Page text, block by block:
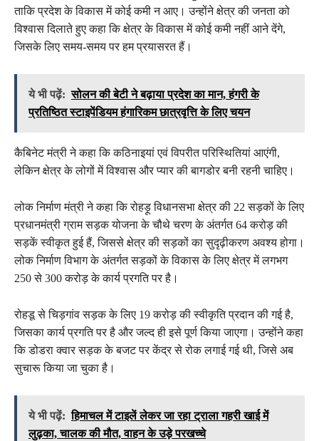
ताकि प्रदेश के विकास में कोई कमी न आए। उन्होंने क्षेत्र की जनता को
विश्वास दिलाते हुए कहा कि क्षेत्र के विकास में कोई कमी नहीं आने देंगे,
जिसके लिए समय-समय पर हम प्रयासरत हैं।
ये भी पढ़ें: सोलन की बेटी ने बढ़ाया प्रदेश का मान, हंगरी के
प्रतिष्ठित स्टाइपेंडियम हंगारिकम छात्रवृत्ति के लिए चयन
कैबिनेट मंत्री ने कहा कि कठिनाइयां एवं विपरीत परिस्थितियां आएंगी,
लेकिन क्षेत्र के लोगों में विश्वास और प्यार की बागडोर बनी रहनी चाहिए।
लोक निर्माण मंत्री ने कहा कि रोहड़ू विधानसभा क्षेत्र की 22 सड़कों के लिए
प्रधानमंत्री ग्राम सड़क योजना के चौथे चरण के अंतर्गत 64 करोड़ की
सड़कें स्वीकृत हुई हैं, जिससे क्षेत्र की सड़कों का सुदृढ़ीकरण अवश्य होगा।
लोक निर्माण विभाग के अंतर्गत सड़कों के विकास के लिए क्षेत्र में लगभग
250 से 300 करोड़ के कार्य प्रगति पर है।
रोहडू से चिड़गांव सड़क के लिए 19 करोड़ की स्वीकृति प्रदान की गई है,
जिसका कार्य प्रगति पर है और जल्द ही इसे पूर्ण किया जाएगा। उन्होंने कहा
कि डोडरा क्वार सड़क के बजट पर केंद्र से रोक लगाई गई थी, जिसे अब
सुचारू किया जा चुका है।
ये भी पढ़ें: हिमाचल में टाइलें लेकर जा रहा ट्राला गहरी खाई में
लुढ़का, चालक की मौत, वाहन के उड़े परखच्चे